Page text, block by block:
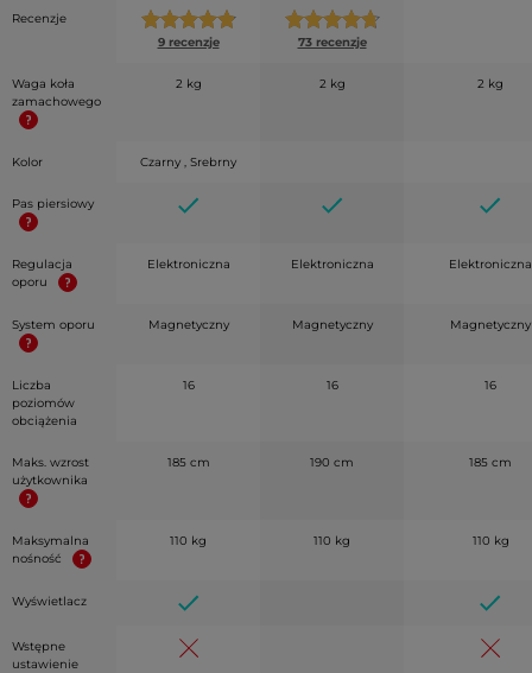
Recenzje
9 recenzje
73 recenzje
Waga koła
zamachowego
2 kg 2 kg 2 kg
Kolor Czarny , Srebrny
Pas piersiowy
Regulacja
oporu
Elektroniczna Elektroniczna Elektroniczna
System oporu Magnetyczny Magnetyczny Magnetyczny
Liczba
poziomów
obciążenia
16 16 16
Maks. wzrost
użytkownika
185 cm 190 cm 185 cm
Maksymalna
nośność
110 kg 110 kg 110 kg
Wyświetlacz
Wstępne
ustawienie